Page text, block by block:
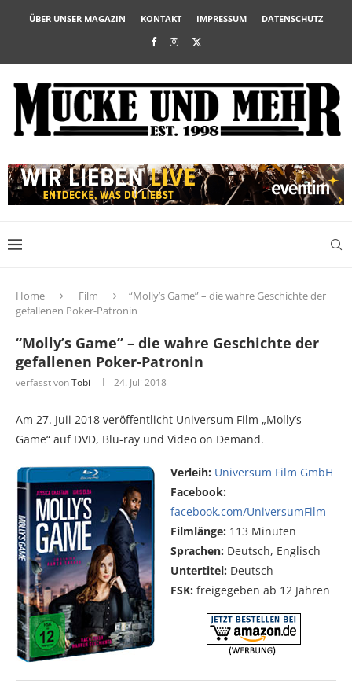
ÜBER UNSER MAGAZIN KONTAKT IMPRESSUM DATENSCHUTZ
Home Film
“Molly’s Game” – die wahre Geschichte der
gefallenen Poker-Patronin
“Molly’s Game” – die wahre Geschichte der
gefallenen Poker-Patronin
verfasst vonTobi 24. Juli 2018
Am 27. Juii 2018 veröffentlicht Universum Film „Molly’s
Game“ auf DVD, Blu-ray und Video on Demand.
Verleih: Universum Film GmbH
Facebook:
facebook.com/UniversumFilm
Filmlänge: 113 Minuten
Sprachen: Deutsch, Englisch
Untertitel: Deutsch
FSK: freigegeben ab 12 Jahren